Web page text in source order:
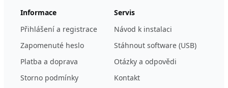
Informace
Přihlášení a registrace
Zapomenuté heslo
Platba a doprava
Storno podmínky
Servis
Návod k instalaci
Stáhnout software (USB)
Otázky a odpovědi
Kontakt